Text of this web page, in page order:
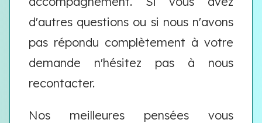
d'autres questions ou si nous n'avons
pas répondu complètement à votre
demande n'hésitez pas à nous
recontacter.
Nos meilleures pensées vous